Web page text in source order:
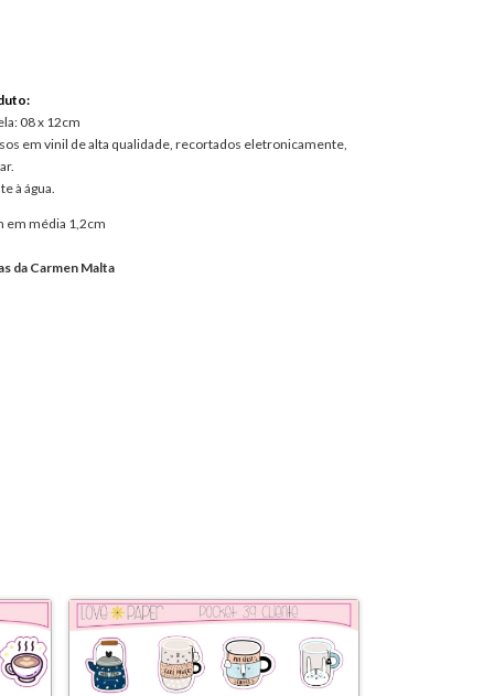
08 x 12cm
em vinil de alta qualidade, recortados eletronicamente,
à água.
em média 1,2cm
da Carmen Malta